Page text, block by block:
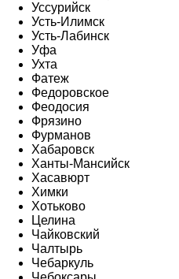
Уссурийск
Усть-Илимск
Усть-Лабинск
Уфа
Ухта
Фатеж
Федоровское
Феодосия
Фрязино
Фурманов
Хабаровск
Ханты-Мансийск
Хасавюрт
Химки
Хотьково
Целина
Чайковский
Чалтырь
Чебаркуль